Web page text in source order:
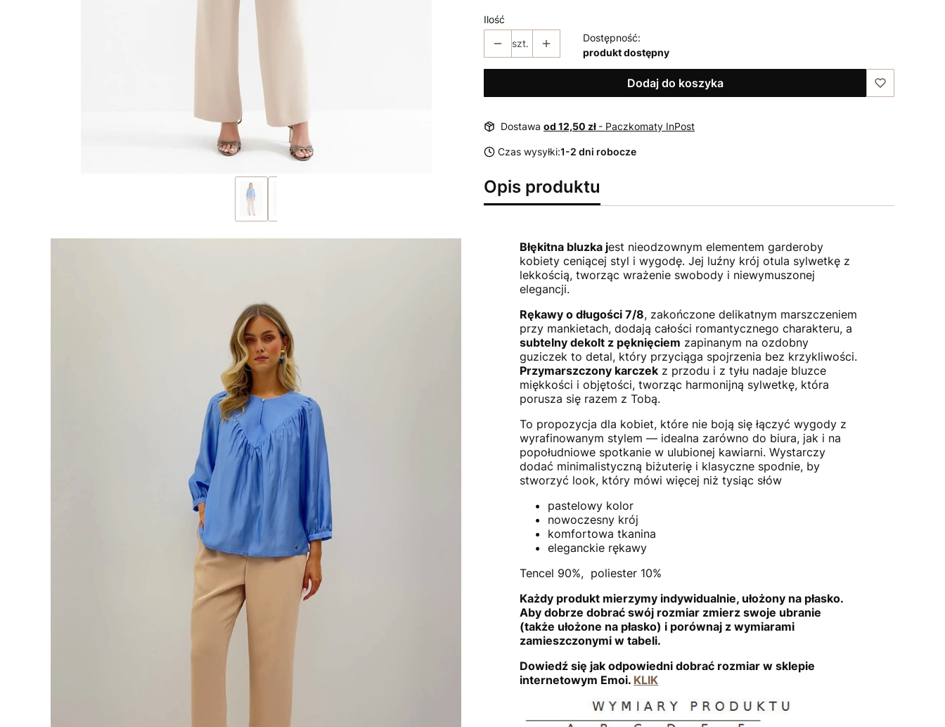
Ilość
szt.
Dostępność:
produkt dostępny
Dodaj do koszyka
Dostawa od 12,50 zł - Paczkomaty InPost
Czas wysyłki:1-2 dni robocze
Opis produktu
Błękitna bluzka jest nieodzownym elementem garderoby
kobiety ceniącej styl i wygodę. Jej luźny krój otula sylwetkę z
lekkością, tworząc wrażenie swobody i niewymuszonej
elegancji.
Rękawy o długości 7/8, zakończone delikatnym marszczeniem
przy mankietach, dodają całości romantycznego charakteru, a
subtelny dekolt z pęknięciem zapinanym na ozdobny
guziczek to detal, który przyciąga spojrzenia bez krzykliwości.
Przymarszczony karczek z przodu i z tyłu nadaje bluzce
miękkości i objętości, tworząc harmonijną sylwetkę, która
porusza się razem z Tobą.
To propozycja dla kobiet, które nie boją się łączyć wygody z
wyrafinowanym stylem — idealna zarówno do biura, jak i na
popołudniowe spotkanie w ulubionej kawiarni. Wystarczy
dodać minimalistyczną biżuterię i klasyczne spodnie, by
stworzyć look, który mówi więcej niż tysiąc słów
pastelowy kolor
nowoczesny krój
komfortowa tkanina
eleganckie rękawy
Tencel 90%, poliester 10%
Każdy produkt mierzymy indywidualnie, ułożony na płasko.
Aby dobrze dobrać swój rozmiar zmierz swoje ubranie
(także ułożone na płasko) i porównaj z wymiarami
zamieszczonymi w tabeli.
Dowiedź się jak odpowiedni dobrać rozmiar w sklepie
internetowym Emoi. KLIK